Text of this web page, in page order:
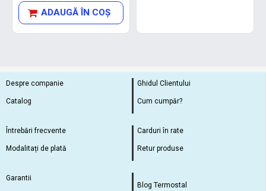
ADAUGĂ ÎN COŞ
Despre companie
Catalog
Ghidul Clientului
Cum cumpăr?
Întrebări frecvente
Modalitați de plată
Carduri în rate
Retur produse
Garantii
Blog Termostal